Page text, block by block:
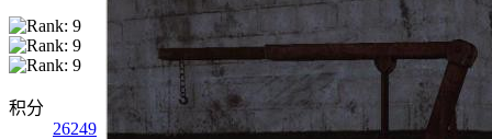
积分
26249